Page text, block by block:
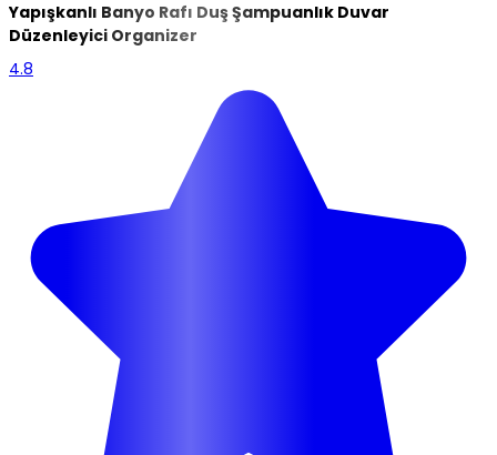
Yapışkanlı Banyo Rafı Duş Şampuanlık Duvar
Düzenleyici Organizer
4.8